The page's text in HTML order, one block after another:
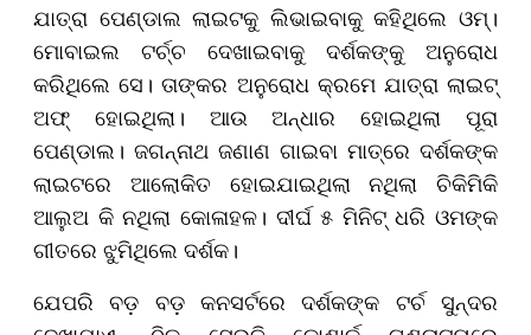
ଯାତ୍ରା ପେଣ୍ଡାଲ ଲାଇଟକୁ ଲିଭାଇବାକୁ କହିଥିଲେ ଓମ୍।
ମୋବାଇଲ ଟର୍ଚ୍ଚ ଦେଖାଇବାକୁ ଦର୍ଶକଙ୍କୁ ଅନୁରୋଧ
କରିଥିଲେ ସେ। ତାଙ୍କର ଅନୁରୋଧ କ୍ରମେ ଯାତ୍ରା ଲାଇଟ୍
ଅଫ୍ ହୋଇଥିଲା। ଆଉ ଅନ୍ଧାର ହୋଇଥିଲା ପୂରା
ପେଣ୍ଡାଲ। ଜଗନ୍ନାଥ ଜଣାଣ ଗାଇବା ମାତ୍ରେ ଦର୍ଶକଙ୍କ
ଲାଇଟରେ ଆଲୋକିତ ହୋଇଯାଇଥିଲା ନଥିଲା ଚିକିମିକି
ଆଲୁଅ କି ନଥିଲା କୋଳାହଳ। ଦୀର୍ଘ ୫ ମିନିଟ୍ ଧରି ଓମଙ୍କ
ଗୀତରେ ଝୁମିଥିଲେ ଦର୍ଶକ।
ଯେପରି ବଡ଼ ବଡ଼ କନସର୍ଟରେ ଦର୍ଶକଙ୍କ ଟର୍ଚ ସୁନ୍ଦର